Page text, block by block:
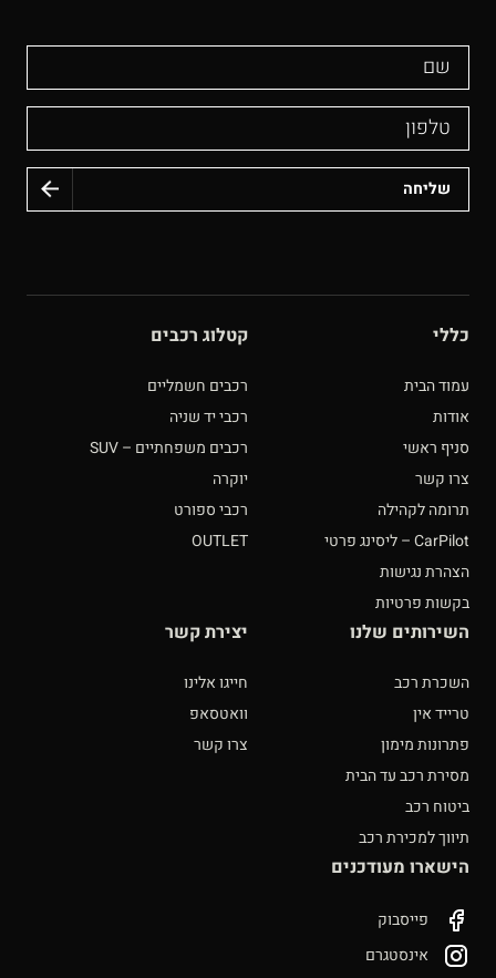
כללי
עמוד הבית
אודות
סניף ראשי
צרו קשר
תרומה לקהילה
CarPilot – ליסינג פרטי
הצהרת נגישות
בקשות פרטיות
קטלוג רכבים
רכבים חשמליים
רכבי יד שניה
רכבים משפחתיים – SUV
יוקרה
רכבי ספורט
OUTLET
השירותים שלנו
השכרת רכב
טרייד אין
פתרונות מימון
מסירת רכב עד הבית
ביטוח רכב
תיווך למכירת רכב
יצירת קשר
חייגו אלינו
וואטסאפ
צרו קשר
הישארו מעודכנים
פייסבוק
אינסטגרם